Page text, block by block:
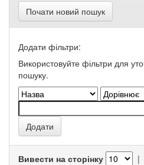
Почати новий пошук
Додати фільтри:
Використовуйте фільтри для
пошуку.
Вивести на сторінку |